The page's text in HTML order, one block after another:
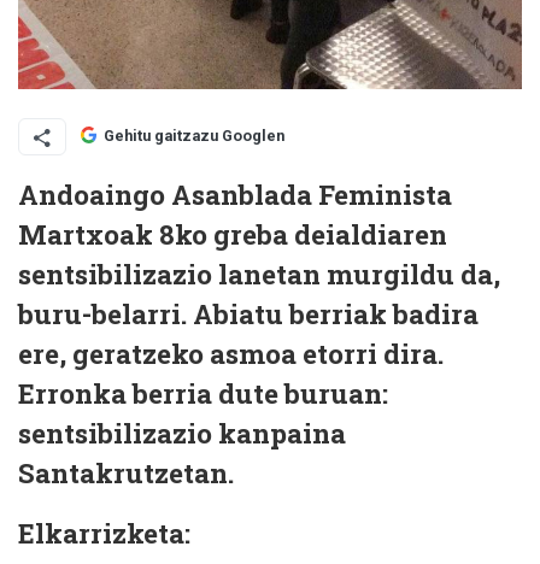
Gehitu gaitzazu Googlen
Andoaingo Asanblada Feminista
Martxoak 8ko greba deialdiaren
sentsibilizazio lanetan murgildu da,
buru-belarri. Abiatu berriak badira
ere, geratzeko asmoa etorri dira.
Erronka berria dute buruan:
sentsibilizazio kanpaina
Santakrutzetan.
Elkarrizketa: